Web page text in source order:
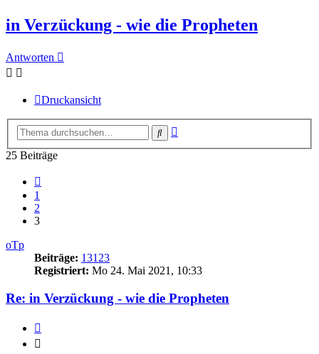
in Verzückung - wie die Propheten
Antworten
Druckansicht
Suche
25 Beiträge
1
2
3
oTp
Beiträge: 13123
Registriert: Mo 24. Mai 2021, 10:33
Re: in Verzückung - wie die Propheten